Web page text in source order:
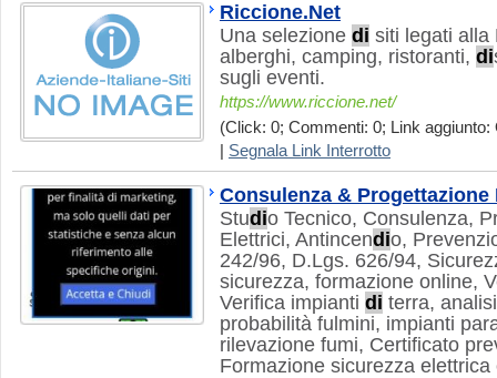
Riccione.Net
Una selezione di siti legati alla
alberghi, camping, ristoranti, di
sugli eventi.
https://www.riccione.net/
(Click: 0; Commenti: 0; Link aggiunto:
Segnala Link Interrotto
Consulenza & Progettazione
Studio Tecnico, Consulenza,
Elettrici, Antincendio,
242/96, D.Lgs. 626/94,
sicurezza, formazione online,
Verifica impianti di terra,
probabilità fulmini, impianti
rilevazione fumi, Certificato
Formazione sicurezza elettrica